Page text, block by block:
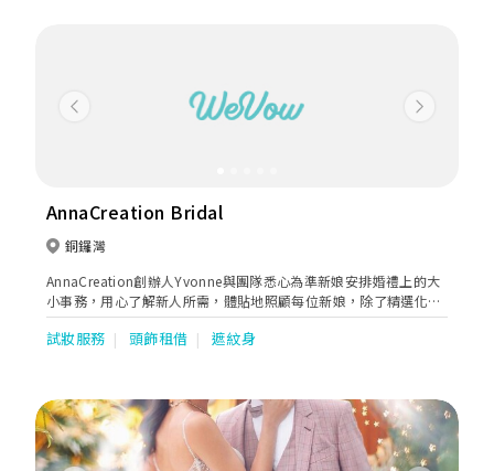
Previous Next
AnnaCreation Bridal
銅鑼灣
AnnaCreation創辦人Yvonne與團隊悉心為準新娘安排婚禮上的大
小事務，用心了解新人所需，體貼地照顧每位新娘，除了精選化妝
產品，塑造自然透薄的妝容，亦悉心為新娘創造多變的完美髮型。
AnnaCreation 亦開辦課程培養更多專業化妝師，並繼續發展團
試妝服務 頭飾租借 遮紋身